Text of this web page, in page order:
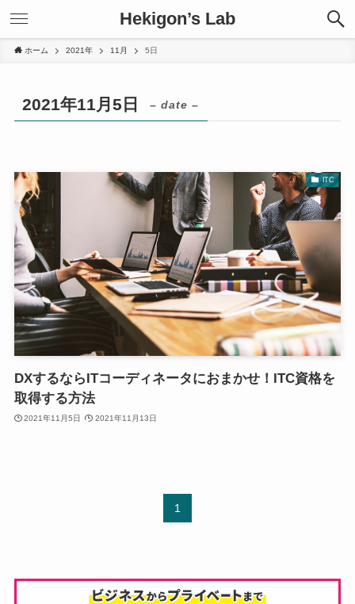
Hekigon’s Lab
ホーム 2021年 11月 5日
2021年11月5日 – date –
ITC
DXするならITコーディネータにおまかせ！ITC資格を
取得する方法
2021年11月5日 2021年11月13日
1